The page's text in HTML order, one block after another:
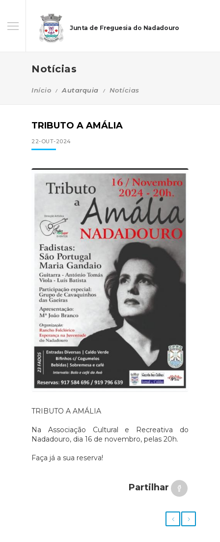
Junta de Freguesia do Nadadouro
Notícias
Início Autarquia Notícias
TRIBUTO A AMÁLIA
22-OUT-2024
TRIBUTO A AMÁLIA
Na Associação Cultural e Recreativa do
Nadadouro, dia 16 de novembro, pelas 20h.
Faça já a sua reserva!
Partilhar